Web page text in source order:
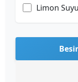
Limon Suyu